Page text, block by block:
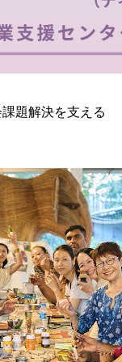
課題解決を支える